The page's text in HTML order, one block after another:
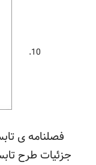
10.
جزئیات طرح